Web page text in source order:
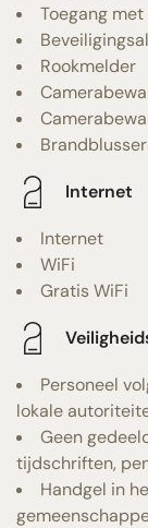
Toegang
Rookmelder
Internet
Internet
WiFi
Gratis WiFi
Personeel
lokale
Geen
tijdschriften,
Handgel in